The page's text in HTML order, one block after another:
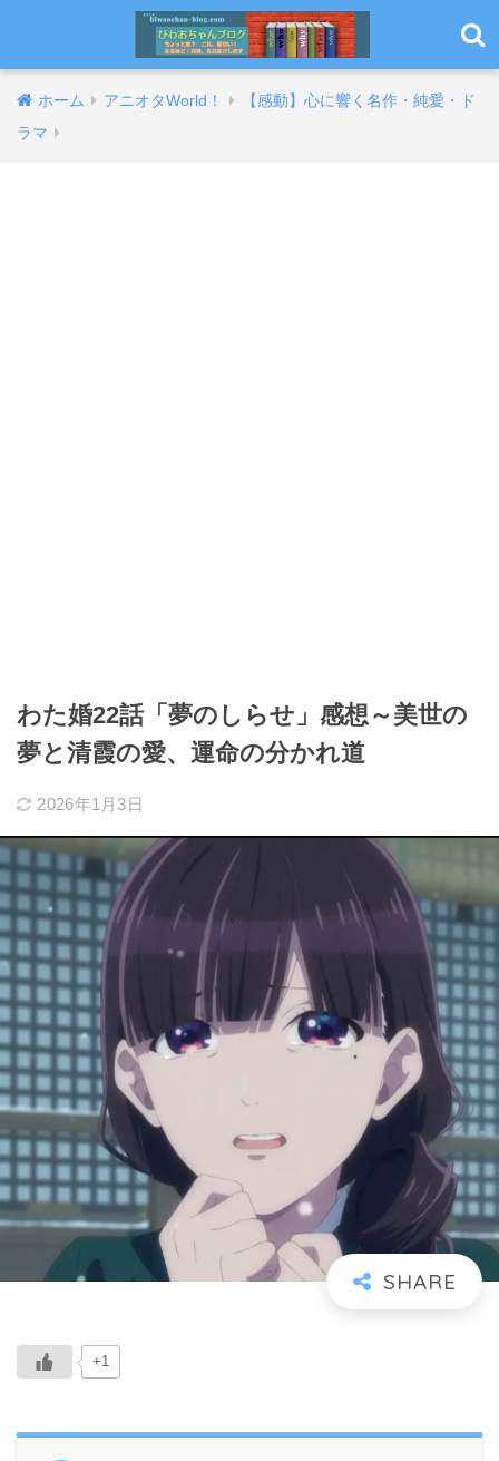
ホーム アニオタWorld！
【感動】心に響く名作・純愛・ド
ラマ
わた婚22話「夢のしらせ」感想～美世の
夢と清霞の愛、運命の分かれ道
2026年1月3日
+1